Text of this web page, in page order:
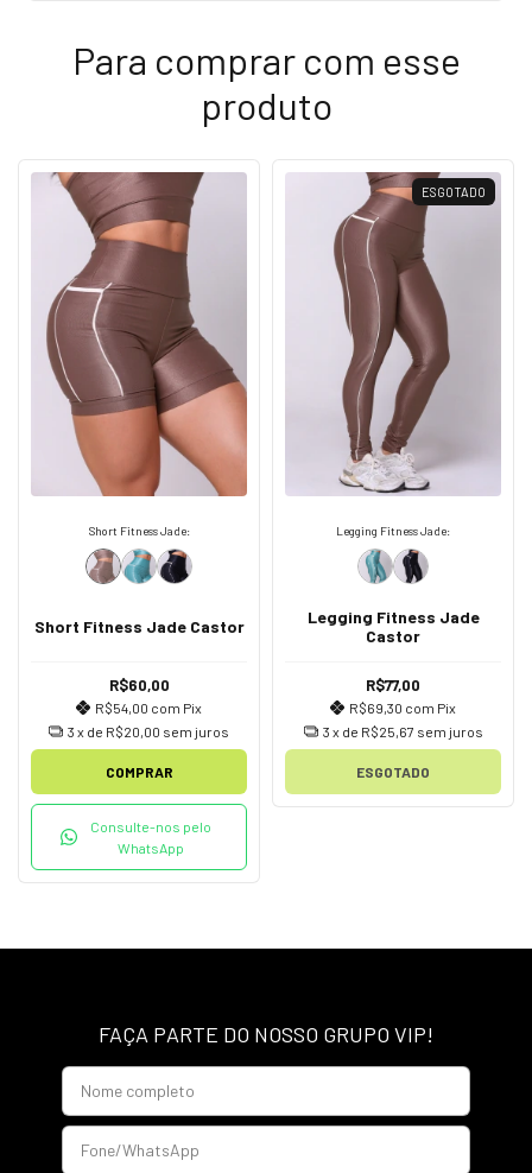
Para comprar com esse
produto
Short Fitness Jade:
Short Fitness Jade Castor
R$60,00
R$54,00 com Pix
3 x de R$20,00 sem juros
COMPRAR
Consulte-nos pelo
WhatsApp
ESGOTADO
Legging Fitness Jade:
Legging Fitness Jade
Castor
R$77,00
R$69,30 com Pix
3 x de R$25,67 sem juros
ESGOTADO
FAÇA PARTE DO NOSSO GRUPO VIP!